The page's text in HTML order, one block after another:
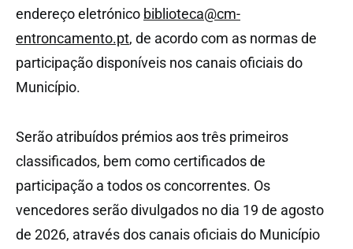
endereço eletrónico biblioteca@cm-
entroncamento.pt, de acordo com as normas de
participação disponíveis nos canais oficiais do
Município.
Serão atribuídos prémios aos três primeiros
classificados, bem como certificados de
participação a todos os concorrentes. Os
vencedores serão divulgados no dia 19 de agosto
de 2026, através dos canais oficiais do Município